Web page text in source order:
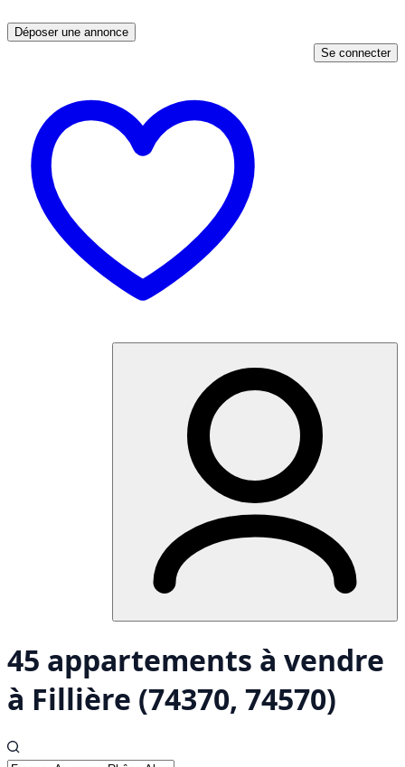
Déposer une annonce
Se connecter
45 appartements à vendre
à Fillière (74370, 74570)